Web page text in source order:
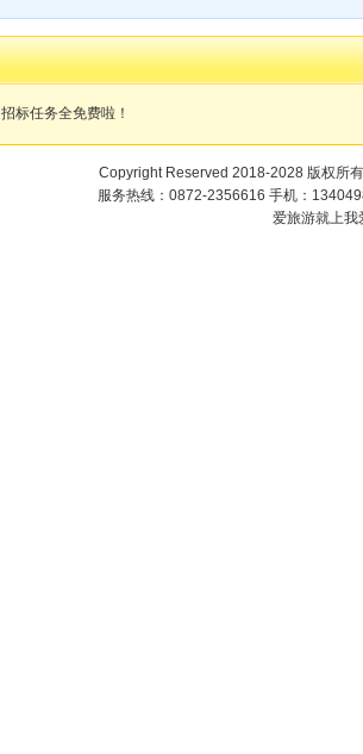
招标任务全免费啦！
Copyright Reserved 2018-2028 版权所
服务热线：0872-2356616 手机：
爱旅游就上我